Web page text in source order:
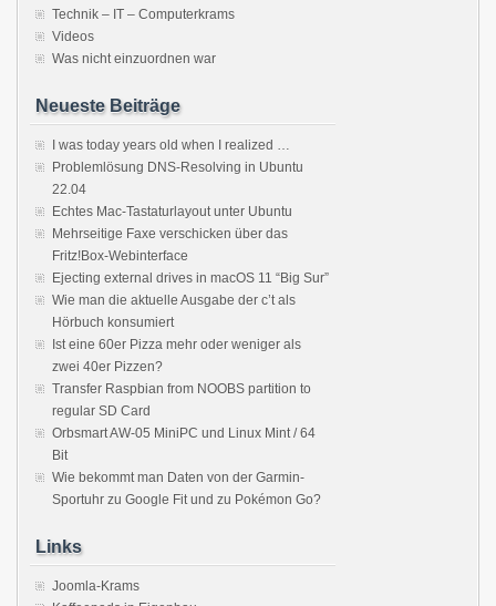
Technik – IT – Computerkrams
Videos
Was nicht einzuordnen war
Neueste Beiträge
I was today years old when I realized …
Problemlösung DNS-Resolving in Ubuntu
22.04
Echtes Mac-Tastaturlayout unter Ubuntu
Mehrseitige Faxe verschicken über das
Fritz!Box-Webinterface
Ejecting external drives in macOS 11 “Big Sur”
Wie man die aktuelle Ausgabe der c’t als
Hörbuch konsumiert
Ist eine 60er Pizza mehr oder weniger als
zwei 40er Pizzen?
Transfer Raspbian from NOOBS partition to
regular SD Card
Orbsmart AW-05 MiniPC und Linux Mint / 64
Bit
Wie bekommt man Daten von der Garmin-
Sportuhr zu Google Fit und zu Pokémon Go?
Links
Joomla-Krams